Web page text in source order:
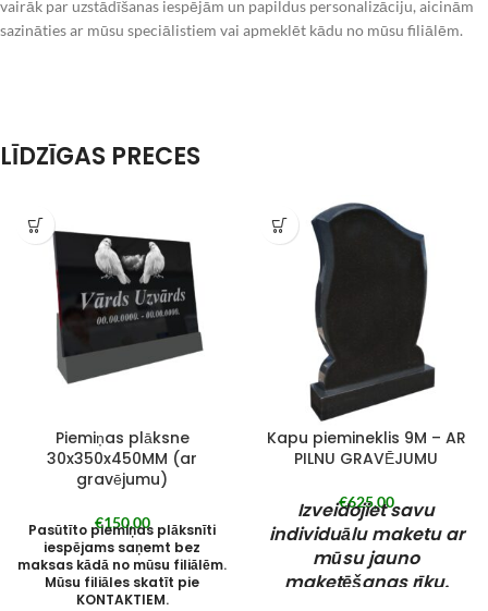
vairāk par uzstādīšanas iespējām un papildus personalizāciju, aicinām
sazināties ar mūsu speciālistiem vai apmeklēt kādu no mūsu filiālēm.
LĪDZĪGAS PRECES
Piemiņas plāksne
30x350x450MM (ar
gravējumu)
€150,00
Pasūtīto piemiņas plāksnīti
iespējams saņemt bez
maksas kādā no mūsu filiālēm.
Mūsu filiāles skatīt pie
KONTAKTIEM.
Kapu piemineklis 9M – AR
PILNU GRAVĒJUMU
€625,00
Izveidojiet savu
individuālu maketu ar
mūsu jauno
maketēšanas rīku.